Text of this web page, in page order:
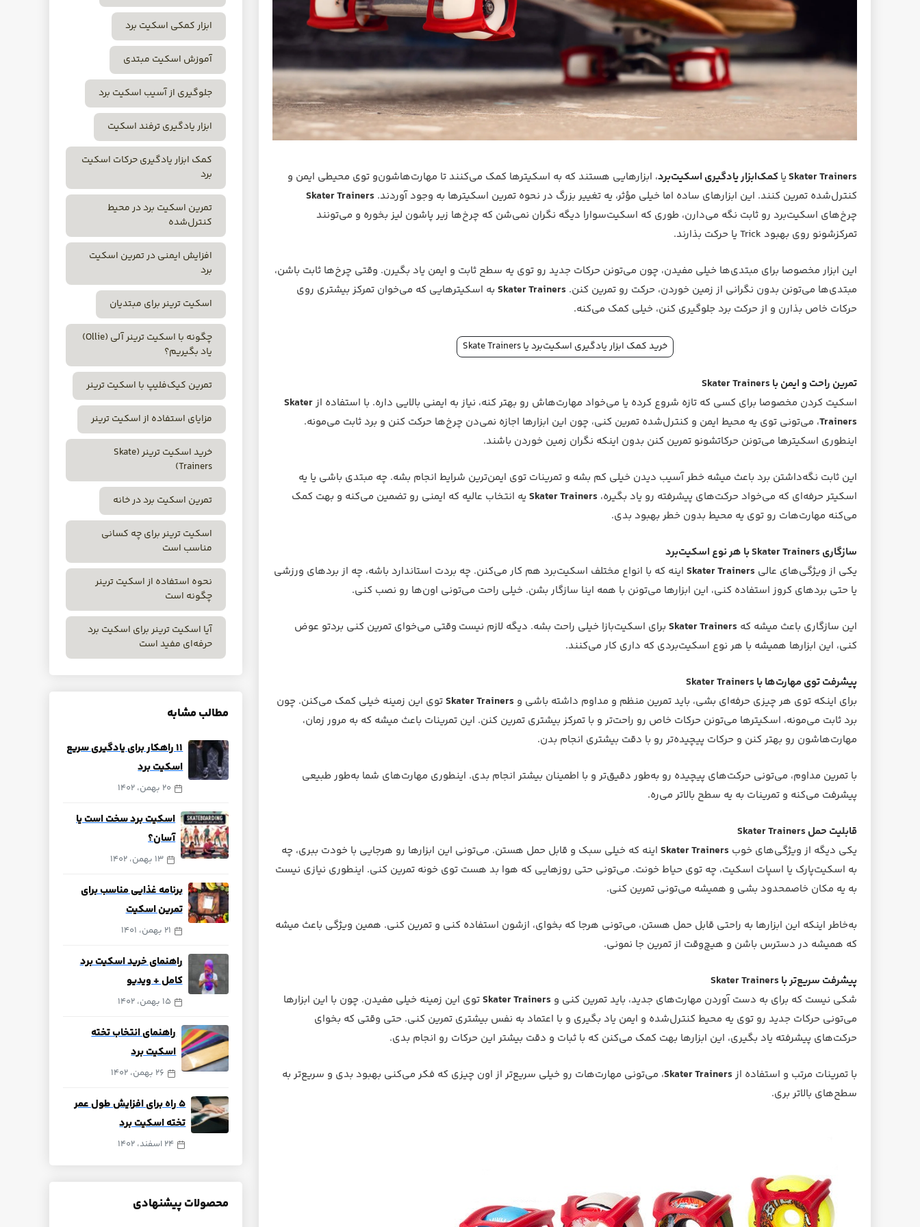
Skater Trainersیاکمک‌ابزار یادگیری اسکیت‌برد، ابزارهایی هستند که به اسکیترها کمک می‌کنند تا مهارت‌هاشون‌و توی محیطی ایمن و
کنترل‌شده تمرین کنند. این ابزارهای ساده اما خیلی مؤثر، یه تغییر بزرگ در نحوه تمرین اسکیترها به وجود آوردند. Skater Trainers
چرخ‌های اسکیت‌برد رو ثابت نگه می‌دارن، طوری که اسکیت‌سوارا دیگه نگران نمی‌شن که چرخ‌ها زیر پاشون لیز بخوره و می‌تونند
تمرکزشونو روی بهبود Trick یا حرکت بذارند.
این ابزار مخصوصا برای مبتدی‌ها خیلی مفیدن، چون می‌تونن حرکات جدید رو توی یه سطح ثابت و ایمن یاد بگیرن. وقتی چرخ‌ها ثابت باشن،
مبتدی‌ها می‌تونن بدون نگرانی از زمین خوردن، حرکت رو تمرین کنن. Skater Trainers به اسکیترهایی که می‌خوان تمرکز بیشتری روی
حرکات خاص بذارن و از حرکت برد جلوگیری کنن، خیلی کمک می‌کنه.
خرید کمک ابزار یادگیری اسکیت‌برد یا Skate Trainers
تمرین راحت و ایمن با Skater Trainers
اسکیت‌ کردن مخصوصا برای کسی که تازه شروع کرده یا می‌خواد مهارت‌هاش رو بهتر کنه، نیاز به ایمنی بالایی داره. با استفاده ازSkater
Trainers، می‌تونی توی یه محیط ایمن و کنترل‌شده تمرین کنی، چون این ابزارها اجازه نمی‌دن چرخ‌ها حرکت کنن و برد ثابت می‌مونه.
اینطوری اسکیترها می‌تونن حرکاتشونو تمرین کنن بدون اینکه نگران زمین خوردن باشند.
این ثابت نگه‌داشتن برد باعث میشه خطر آسیب دیدن خیلی کم بشه و تمرینات توی ایمن‌ترین شرایط انجام بشه. چه مبتدی باشی یا یه
اسکیتر حرفه‌ای که می‌خواد حرکت‌های پیشرفته رو یاد بگیره، Skater Trainers یه انتخاب عالیه که ایمنی رو تضمین می‌کنه و بهت کمک
می‌کنه مهارت‌هات رو توی یه محیط بدون خطر بهبود بدی.
سازگاری Skater Trainers با هر نوع اسکیت‌برد
یکی از ویژگی‌های عالی Skater Trainers اینه که با انواع مختلف اسکیت‌برد هم کار می‌کنن. چه بردت استاندارد باشه، چه از بردهای ورزشی
یا حتی بردهای کروز استفاده کنی، این ابزارها می‌تونن با همه اینا سازگار بشن. خیلی راحت می‌تونی اون‌ها رو نصب کنی.
این سازگاری باعث میشه که Skater Trainers برای اسکیت‌بازا خیلی راحت بشه. دیگه لازم نیست وقتی می‌خوای تمرین کنی بردتو عوض
کنی، این ابزارها همیشه با هر نوع اسکیت‌بردی که داری کار می‌کنند.
پیشرفت توی مهارت‌ها با Skater Trainers
برای اینکه توی هر چیزی حرفه‌ای بشی، باید تمرین منظم و مداوم داشته باشی و Skater Trainersتوی این زمینه خیلی کمک می‌کنن. چون
برد ثابت می‌مونه، اسکیترها می‌تونن حرکات خاص رو راحت‌تر و با تمرکز بیشتری تمرین کنن. این تمرینات باعث میشه که به مرور زمان،
مهارت‌هاشون رو بهتر کنن و حرکات پیچیده‌تر رو با دقت بیشتری انجام بدن.
با تمرین مداوم، می‌تونی حرکت‌های پیچیده رو به‌طور دقیق‌تر و با اطمینان بیشتر انجام بدی. اینطوری مهارت‌های شما به‌طور طبیعی
پیشرفت می‌کنه و تمرینات به یه سطح بالاتر می‌ره.
قابلیت حمل Skater Trainers
یکی دیگه از ویژگی‌های خوب Skater Trainers اینه که خیلی سبک و قابل حمل هستن. می‌تونی این ابزارها رو هرجایی با خودت ببری، چه
به اسکیت‌پارک یا اسپات اسکیت، چه توی حیاط خونت. می‌تونی حتی روزهایی که هوا بد هست توی خونه تمرین کنی. اینطوری نیازی نیست
به یه مکان خاصمحدود بشی و همیشه می‌تونی تمرین کنی.
به‌خاطر اینکه این ابزارها به راحتی قابل حمل هستن، می‌تونی هرجا که بخوای، ازشون استفاده کنی و تمرین کنی. همین ویژگی باعث میشه
که همیشه در دسترس باشن و هیچ‌وقت از تمرین جا نمونی.
پیشرفت سریع‌تر با Skater Trainers
شکی نیست که برای به دست آوردن مهارت‌های جدید، باید تمرین کنی و Skater Trainersتوی این زمینه خیلی مفیدن. چون با این ابزارها
می‌تونی حرکات جدید رو توی یه محیط کنترل‌شده و ایمن یاد بگیری و با اعتماد به نفس بیشتری تمرین کنی. حتی وقتی که بخوای
حرکت‌های پیشرفته یاد بگیری، این ابزارها بهت کمک می‌کنن که با ثبات و دقت بیشتر این حرکات رو انجام بدی.
با تمرینات مرتب و استفاده از Skater Trainers، می‌تونی مهارت‌هات رو خیلی سریع‌تر از اون چیزی که فکر می‌کنی بهبود بدی و سریع‌تر به
سطح‌های بالاتر بری.
ابزار کمکی اسکیت برد
آموزش اسکیت مبتدی
جلوگیری از آسیب اسکیت برد
ابزار یادگیری ترفند اسکیت
کمک ابزار یادگیری حرکات اسکیت
برد
تمرین اسکیت برد در محیط
کنترل‌شده
افزایش ایمنی در تمرین اسکیت
برد
اسکیت ترینر برای مبتدیان
چگونه با اسکیت ترینر آلی (Ollie)
یاد بگیریم؟
تمرین کیک‌فلیپ با اسکیت ترینر
مزایای استفاده از اسکیت ترینر
خرید اسکیت ترینر (Skate
Trainers)
تمرین اسکیت برد در خانه
اسکیت ترینر برای چه کسانی
مناسب است
نحوه استفاده از اسکیت ترینر
چگونه است
آیا اسکیت ترینر برای اسکیت برد
حرفه‌ای مفید است
مطالب مشابه
‍‍۱۱ راهکار برای یادگیری سریع
اسکیت برد
20 بهمن، 1402
اسکیت برد سخت است یا
آسان؟
13 بهمن، 1402
برنامه غذایی مناسب برای
تمرین اسکیت
21 بهمن، 1401
راهنمای خرید اسکیت برد
کامل + ویدیو
15 بهمن، 1402
راهنمای انتخاب تخته
اسکیت برد
26 بهمن، 1402
۵ راه برای افزایش طول عمر
تخته اسکیت برد
24 اسفند، 1402
محصولات پیشنهادی